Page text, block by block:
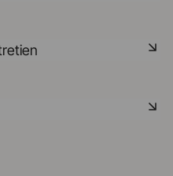
et retient la chaleur. Elle